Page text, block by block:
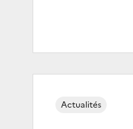
Actualités